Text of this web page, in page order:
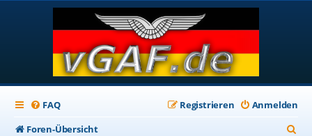
FAQ Anmelden
Registrieren
Foren-Übersicht